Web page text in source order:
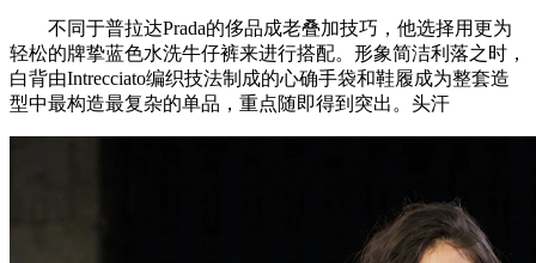
不同于普拉达Prada的侈品成老叠加技巧，他选择用更为
轻松的牌挚蓝色水洗牛仔裤来进行搭配。形象简洁利落之时，
白背由Intrecciato编织技法制成的心确手袋和鞋履成为整套造
型中最构造最复杂的单品，重点随即得到突出。头汗